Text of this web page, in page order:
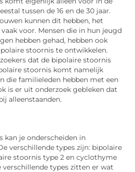
tussen de 16 en de 30 jaar.
kunnen dit hebben, het
voor. Mensen die in hun jeugd
hebben gehad, hebben ook
stoornis te ontwikkelen.
dat de bipolaire stoornis
stoornis komt namelijk
die familieleden hebben met een
is er uit onderzoek gebleken dat
alleenstaanden.
kan je onderscheiden in
verschillende types zijn: bipolaire
stoornis type 2 en cyclothyme
verschillende types zitten er wat